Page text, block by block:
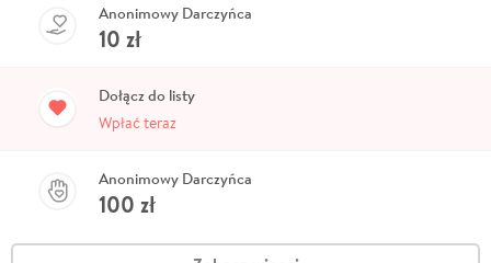
Anonimowy Darczyńca
10 zł
Dołącz do listy
Wpłać teraz
Anonimowy Darczyńca
100 zł